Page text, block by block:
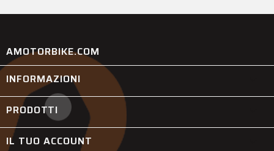
AMOTORBIKE.COM
INFORMAZIONI
PRODOTTI
IL TUO ACCOUNT